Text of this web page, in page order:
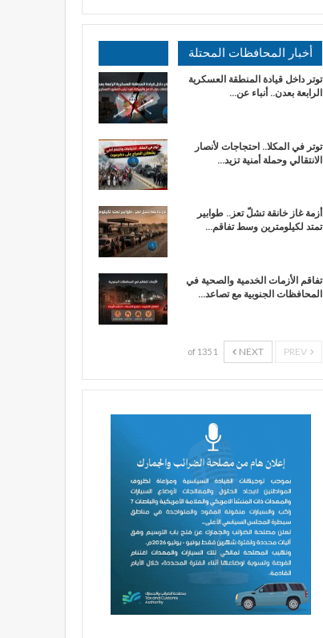
أخبار المحافظات المحتلة
توتر داخل قيادة المنطقة العسكرية
الرابعة بعدن.. أنباء عن…
توتر في المكلا.. احتجاجات لأنصار
الانتقالي وحملة أمنية تزيد…
أزمة غاز خانقة تشلّ تعز.. طوابير
تمتد لكيلومترين وسط تفاقم…
تفاقم الأزمات الخدمية والصحية في
المحافظات الجنوبية مع تصاعد…
NEXT
1 of 135